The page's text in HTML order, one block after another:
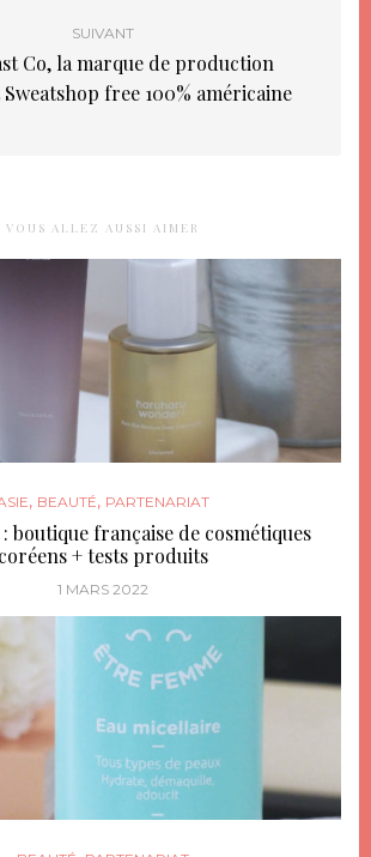
SUIVANT
Co, la marque de production
free 100% américaine
VOUS ALLEZ AUSSI AIMER
, BEAUTÉ, PARTENARIAT
: boutique française de cosmétiques
coréens + tests produits
1 MARS 2022